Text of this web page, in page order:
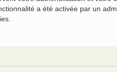
a été activée par un